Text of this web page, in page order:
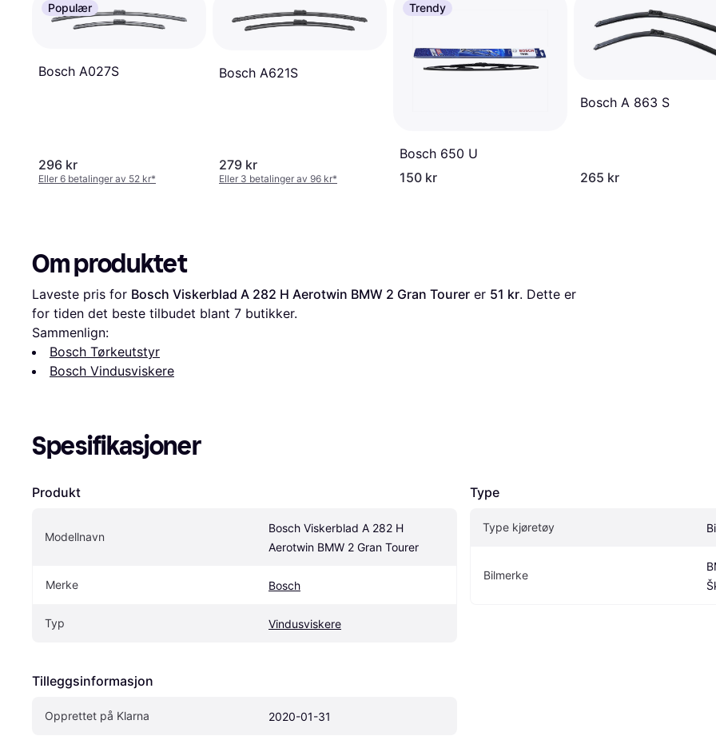
Populær
Bosch A027S
296 kr
Eller 6 betalinger av 52 kr*
Bosch A621S
279 kr
Eller 3 betalinger av 96 kr*
Trendy
Bosch 650 U
150 kr
Bosch A 863 S
265 kr
Om produktet
Laveste pris for Bosch Viskerblad A 282 H Aerotwin BMW 2 Gran Tourer er 51 kr. Dette er
for tiden det beste tilbudet blant 7 butikker.
Sammenlign:
Bosch Tørkeutstyr
Bosch Vindusviskere
Spesifikasjoner
Produkt
Modellnavn
Bosch Viskerblad A 282 H
Aerotwin BMW 2 Gran Tourer
Merke Bosch
Typ Vindusviskere
Tilleggsinformasjon
Opprettet på Klarna 2020-01-31
Type
Type kjøretøy
Bilmerke